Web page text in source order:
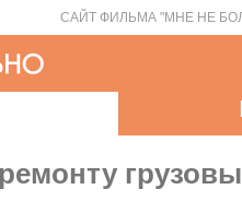
САЙТ ФИЛЬМА "МНЕ НЕ